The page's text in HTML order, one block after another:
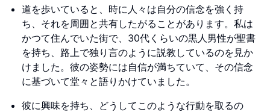
道を歩いていると、時に人々は自分の信念を強く持
ち、それを周囲と共有したがることがあります。私は
かつて住んでいた街で、30代くらいの黒人男性が聖書
を持ち、路上で独り言のように説教しているのを見か
けました。彼の姿勢には自信が満ちていて、その信念
に基づいて堂々と語りかけていました。
彼に興味を持ち、どうしてこのような行動を取るの